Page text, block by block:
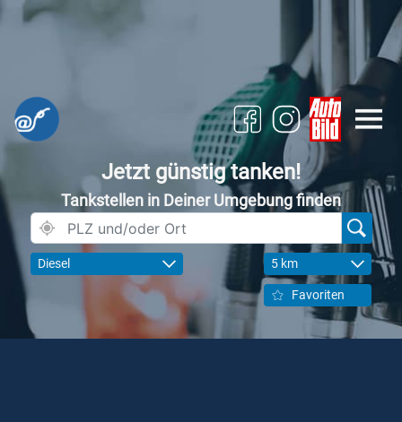
Jetzt günstig tanken!
Tankstellen in Deiner Umgebung finden
Diesel 5 km
Favoriten